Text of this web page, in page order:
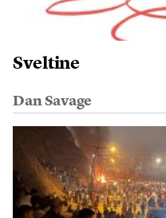
Sveltine
Dan Savage